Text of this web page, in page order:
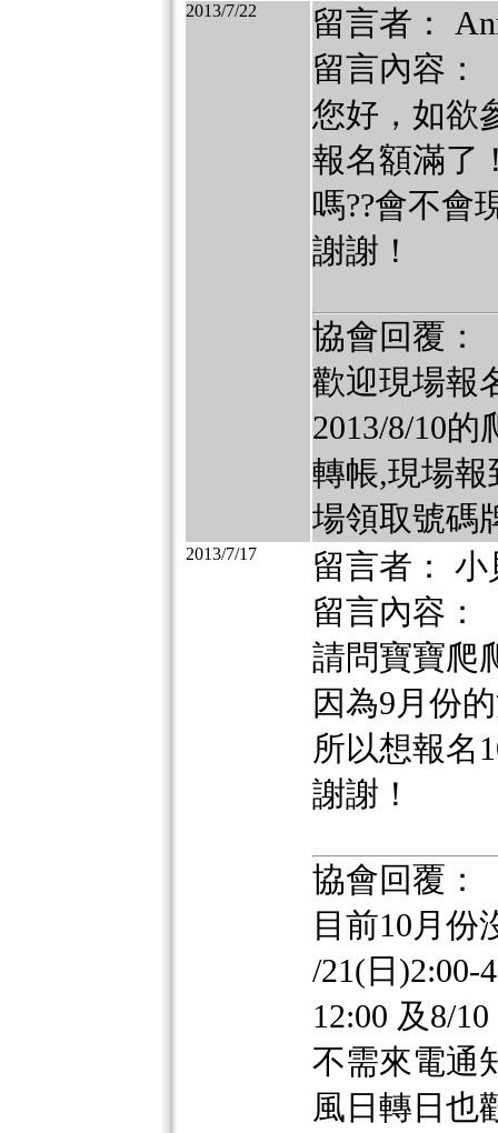
2013/7/22
留言者：
留言內容：
您好，如欲
報名額滿了
嗎??會不會
謝謝！
協會回覆：
歡迎現場報
2013/8/10的
轉帳,現場報
場領取號碼
2013/7/17
留言者： 小
留言內容：
請問寶寶爬
因為9月份
所以想報名
謝謝！
協會回覆：
目前10月份
/21(日)2:00-
12:00 及8/
不需來電通
風日轉日也